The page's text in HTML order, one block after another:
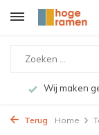
Wij maken
Terug Home